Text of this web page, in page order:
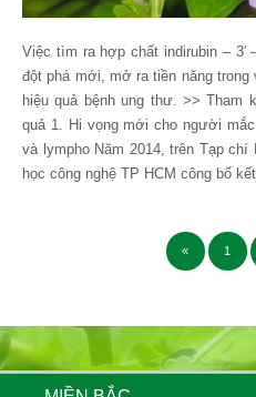
Việc tìm ra hợp chất indirubin –
đột phá mới, mở ra tiền năng
hiệu quả bệnh ung thư. >> Tham
quả 1. Hi vọng mới cho người
và lympho Năm 2014, trên Tạp
học công nghệ TP HCM công bố
« 1